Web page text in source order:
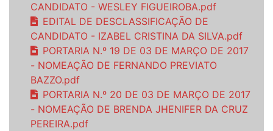
CANDIDATO - WESLEY FIGUEIROBA.pdf
EDITAL DE DESCLASSIFICAÇÃO DE
CANDIDATO - IZABEL CRISTINA DA SILVA.pdf
PORTARIA N.º 19 DE 03 DE MARÇO DE 2017
- NOMEAÇÃO DE FERNANDO PREVIATO
BAZZO.pdf
PORTARIA N.º 20 DE 03 DE MARÇO DE 2017
- NOMEAÇÃO DE BRENDA JHENIFER DA CRUZ
PEREIRA.pdf